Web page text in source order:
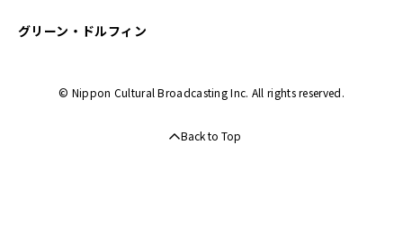
グリーン・ドルフィン
© Nippon Cultural Broadcasting Inc. All rights reserved.
Back to Top